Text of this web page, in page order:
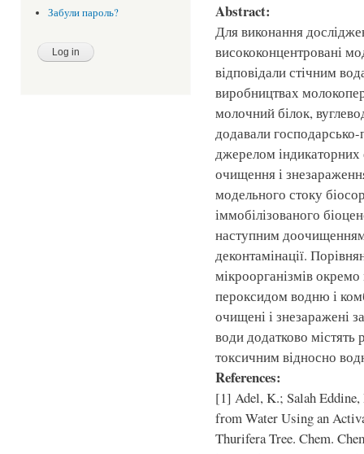
Забули пароль? Abstract:
Для виконання
висококонцентровані
відповідали стічним
виробництвах
молочний білок,
додавали господарсько-
джерелом індикаторних
очищення і
модельного стоку
іммобілізованого
наступним
деконтамінації.
мікроорганізмів
пероксидом водню і
очищені і знезаражені
води додатково містять
токсичним відносно
References:
[1] Adel, K.; Salah
from Water Using an
Thurifera Tree. Chem.